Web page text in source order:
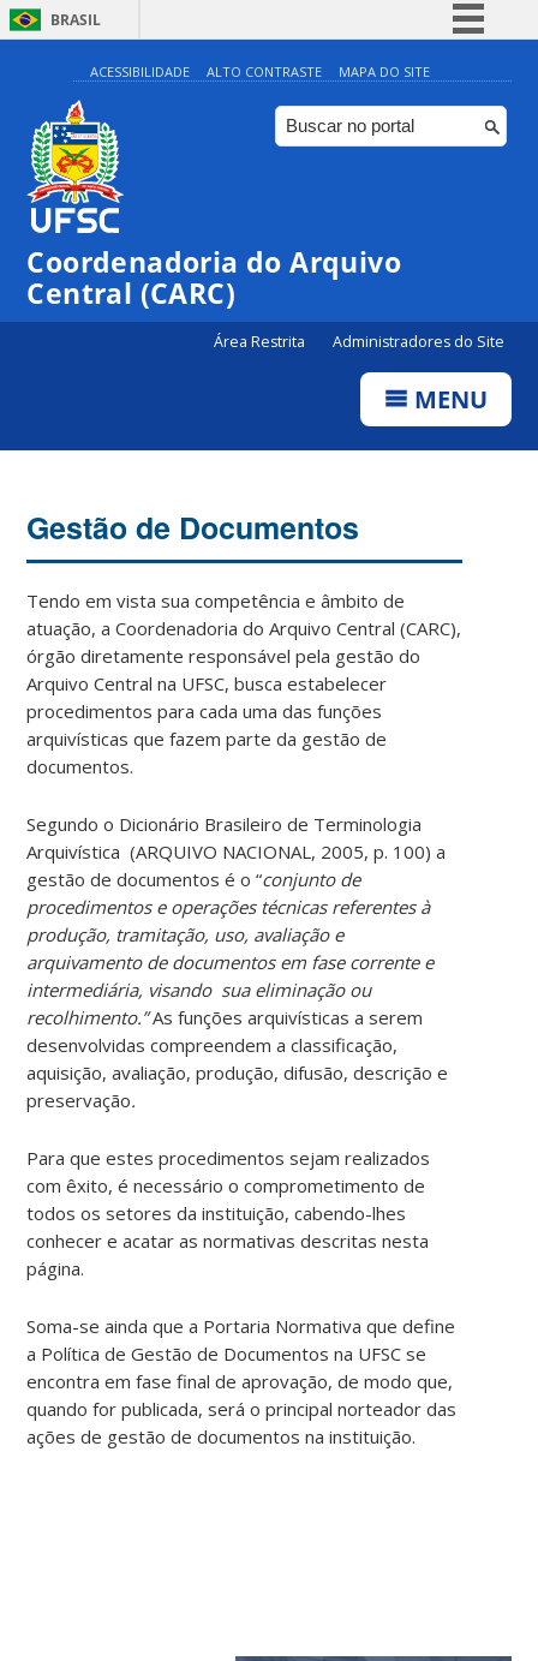
BRASIL
Simplifique!
Comunica BR
Participe
Canais
ACESSIBILIDADE ALTO CONTRASTE MAPA DO SITE
Coordenadoria do Arquivo
Central (CARC)
Área Restrita Administradores do Site
MENU
Gestão de Documentos
Tendo em vista sua competência e âmbito de
atuação, a Coordenadoria do Arquivo Central (CARC),
órgão diretamente responsável pela gestão do
Arquivo Central na UFSC, busca estabelecer
procedimentos para cada uma das funções
arquivísticas que fazem parte da gestão de
documentos.
Segundo o Dicionário Brasileiro de Terminologia
Arquivística (ARQUIVO NACIONAL, 2005, p. 100) a
gestão de documentos é o “conjunto de
procedimentos e operações técnicas referentes à
produção, tramitação, uso, avaliação e
arquivamento de documentos em fase corrente e
intermediária, visando sua eliminação ou
recolhimento.”As funções arquivísticas a serem
desenvolvidas compreendem a classificação,
aquisição, avaliação, produção, difusão, descrição e
preservação.
Para que estes procedimentos sejam realizados
com êxito, é necessário o comprometimento de
todos os setores da instituição, cabendo-lhes
conhecer e acatar as normativas descritas nesta
página.
Soma-se ainda que a Portaria Normativa que define
a Política de Gestão de Documentos na UFSC se
encontra em fase final de aprovação, de modo que,
quando for publicada, será o principal norteador das
ações de gestão de documentos na instituição.